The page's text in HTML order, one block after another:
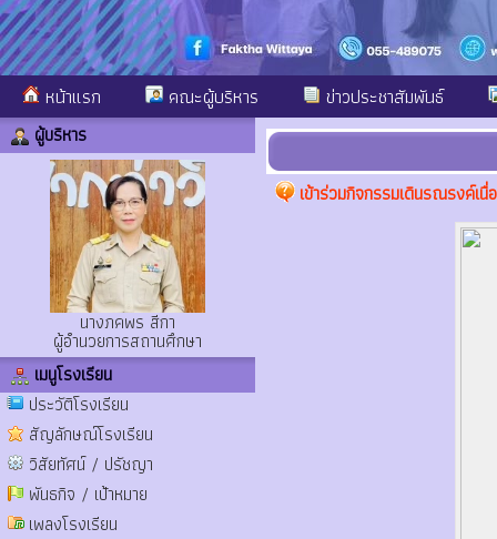
หน้าแรก คณะผู้บริหาร ข่าวประชาสัมพันธ์
ผู้บริหาร
นางภคพร สีกา
ผู้อำนวยการสถานศึกษา
เมนูโรงเรียน
ประวัติโรงเรียน
สัญลักษณ์โรงเรียน
วิสัยทัศน์ / ปรัชญา
พันธกิจ / เป้าหมาย
เพลงโรงเรียน
เข้าร่วมกิจกรรมเดินรณรงค์เ